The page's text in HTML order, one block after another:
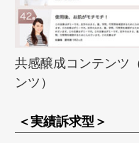
共感醸成コンテンツ
ンツ）
＜実績訴求型＞